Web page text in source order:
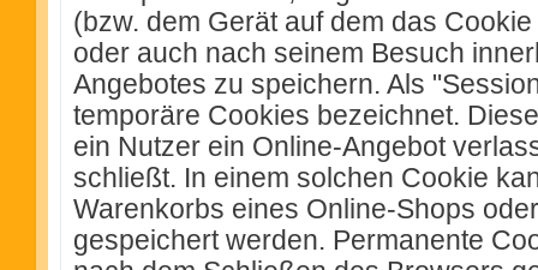
(bzw. dem Gerät auf dem das
oder auch nach seinem Besuch
Angebotes zu speichern. Als
temporäre Cookies bezeichnet.
ein Nutzer ein Online-Angebot
schließt. In einem solchen Cookie
Warenkorbs eines Online-Shops
gespeichert werden. Permanente